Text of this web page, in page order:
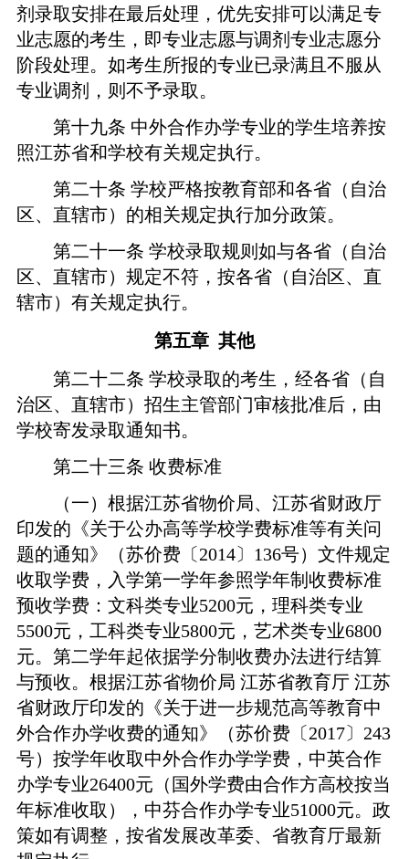
剂录取安排在最后处理，优先安排可以满足专
业志愿的考生，即专业志愿与调剂专业志愿分
阶段处理。如考生所报的专业已录满且不服从
专业调剂，则不予录取。
第十九条 中外合作办学专业的学生培养按
照江苏省和学校有关规定执行。
第二十条 学校严格按教育部和各省（自治
区、直辖市）的相关规定执行加分政策。
第二十一条 学校录取规则如与各省（自治
区、直辖市）规定不符，按各省（自治区、直
辖市）有关规定执行。
第五章 其他
第二十二条 学校录取的考生，经各省（自
治区、直辖市）招生主管部门审核批准后，由
学校寄发录取通知书。
第二十三条 收费标准
（一）根据江苏省物价局、江苏省财政厅
印发的《关于公办高等学校学费标准等有关问
题的通知》（苏价费〔2014〕 136号）文件规定
收取学费，入学第一学年参照学年制收费标准
预收学费：文科类专业5200元，理科类专业
5500元，工科类专业5800元，艺术类专业6800
元。 第二学年起依据学分制收费办法进行结算
与预收。根据江苏省物价局 江苏省教育厅 江苏
省财政厅印发的《关于进一步规范高等教育中
外合作办学收费的通知》（苏价费 〔2017〕 243
号）按学年收取中外合作办学学费，中英合作
办学专业26400元（国外学费由合作方高校按当
年标准收取），中芬合作办学专业51000元。 政
策如有调整，按省发展改革委、省教育厅最新